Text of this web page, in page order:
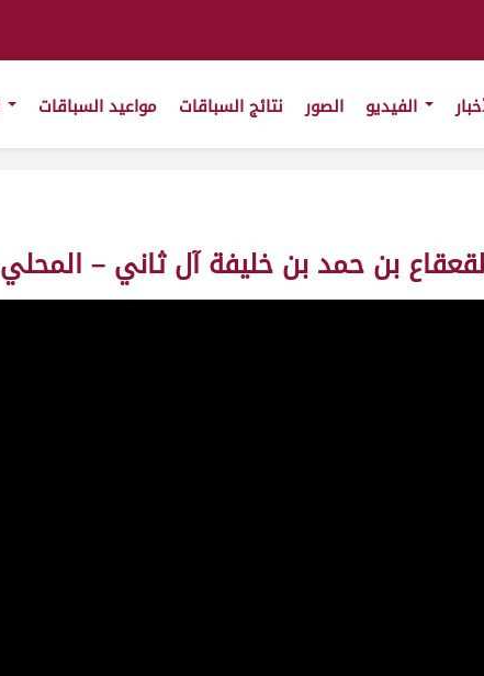
الصور نتائج السباقات مواعيد السباقات
بن خليفة آل ثاني – المحلي 7-ثنايا بكار- ش1 – ت 13:13:03